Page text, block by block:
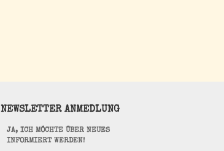
NEWSLETTER ANMEDLUNG
JA, ICH MÖCHTE ÜBER NEUES
INFORMIERT WERDEN!